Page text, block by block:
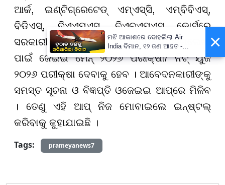
ଆର୍କ, ଇଣ୍ଟିଗ୍ରେଟେଡ୍ ଏମ୍ଏସ୍ସି, ଏମ୍ବିବିଏସ୍,
ବିଡିଏସ୍, ବିଏଏମ୍ଏସ୍, ବିଏଚ୍ଏମ୍ଏସ୍ କୋର୍ସରେ
ସରକାରୀ ଓ ବେସରକାରୀ କଲେଜରେ ନାମଲେଖା
ପାଇଁ ଜେଇଇ ମେନ୍ ୨୦୨୬ ପରୀକ୍ଷା/ ନିଟ୍ ୟୁଜି
୨୦୨୬ ପରୀକ୍ଷା ଦେବାକୁ ହେବ । ଆବେଦନକାରୀଙ୍କୁ
ସମସ୍ତ ସୂଚନା ଓ ବିଜ୍ଞପ୍ତି ଓଜେଇଇ ଆପ୍ରେ ମିଳିବ
। ତେଣୁ ଏହି ଆପ୍ ନିଜ ମୋବାଇଲେ ଇନ୍ଷ୍ଟଲ୍
କରିବାକୁ କୁହାଯାଇଛି ।
Tags:
prameyanews7
×
ମଝି ଆକାଶରେ ଦୋହଲିଲା Air
India ବିମାନ, ୧୨ ଜଣ ଆହତ -